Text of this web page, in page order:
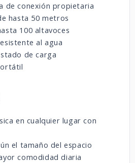
de conexión propietaria
hasta 50 metros
100 altavoces
al agua
de carga
en cualquier lugar con
el tamaño del espacio
comodidad diaria